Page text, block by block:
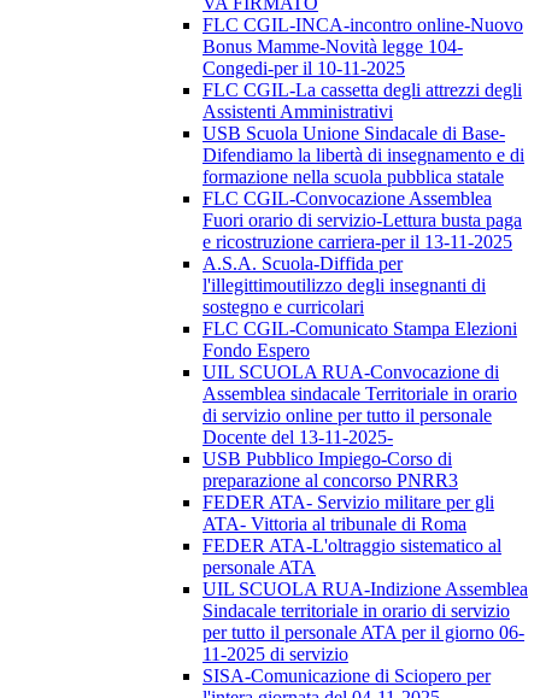
FLC CGIL-INCA-incontro online-Nuovo
Bonus Mamme-Novità legge 104-
Congedi-per il 10-11-2025
FLC CGIL-La cassetta degli attrezzi degli
Assistenti Amministrativi
USB Scuola Unione Sindacale di Base-
Difendiamo la libertà di insegnamento e di
formazione nella scuola pubblica statale
FLC CGIL-Convocazione Assemblea
Fuori orario di servizio-Lettura busta paga
e ricostruzione carriera-per il 13-11-2025
A.S.A. Scuola-Diffida per
l'illegittimoutilizzo degli insegnanti di
sostegno e curricolari
FLC CGIL-Comunicato Stampa Elezioni
Fondo Espero
UIL SCUOLA RUA-Convocazione di
Assemblea sindacale Territoriale in orario
di servizio online per tutto il personale
Docente del 13-11-2025-
USB Pubblico Impiego-Corso di
preparazione al concorso PNRR3
FEDER ATA- Servizio militare per gli
ATA- Vittoria al tribunale di Roma
FEDER ATA-L'oltraggio sistematico al
personale ATA
UIL SCUOLA RUA-Indizione Assemblea
Sindacale territoriale in orario di servizio
per tutto il personale ATA per il giorno 06-
11-2025 di servizio
SISA-Comunicazione di Sciopero per